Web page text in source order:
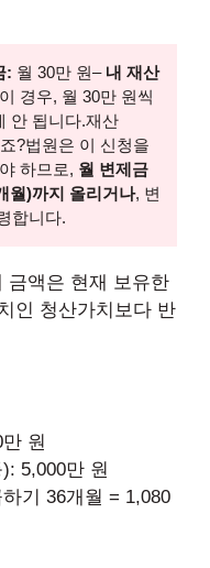
: 월 30만 원– 내 재산
경우, 월 30만 원씩
안 됩니다.재산
?법원은 이 신청을
하므로, 월 변제금
월)까지 올리거나, 변
합니다.
금액은 현재 보유한
인 청산가치보다 반
원
5,000만 원
기 36개월 = 1,080